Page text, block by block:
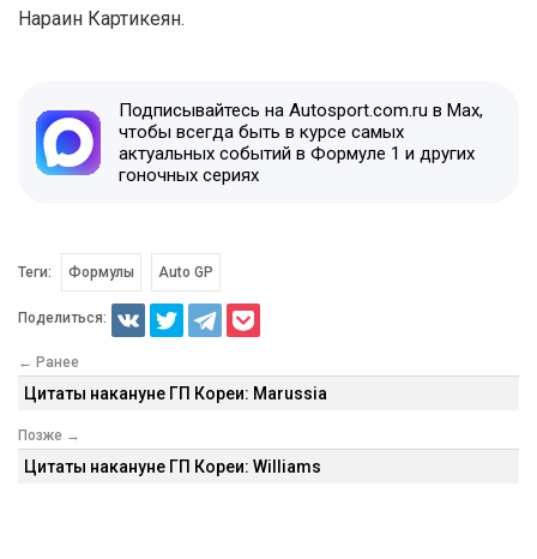
Нараин Картикеян.
Подписывайтесь на Autosport.com.ru в Max,
чтобы всегда быть в курсе самых
актуальных событий в Формуле 1 и других
гоночных сериях
Теги: Формулы Auto GP
Поделиться:
← Ранее
Цитаты накануне ГП Кореи: Marussia
Позже →
Цитаты накануне ГП Кореи: Williams